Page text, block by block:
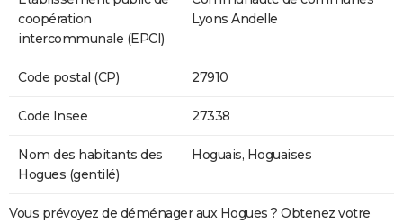
coopération
intercommunale (EPCI)
Lyons Andelle
Code postal (CP) 27910
Code Insee 27338
Nom des habitants des
Hogues (gentilé)
Hoguais, Hoguaises
Vous prévoyez de déménager aux Hogues ? Obtenez votre